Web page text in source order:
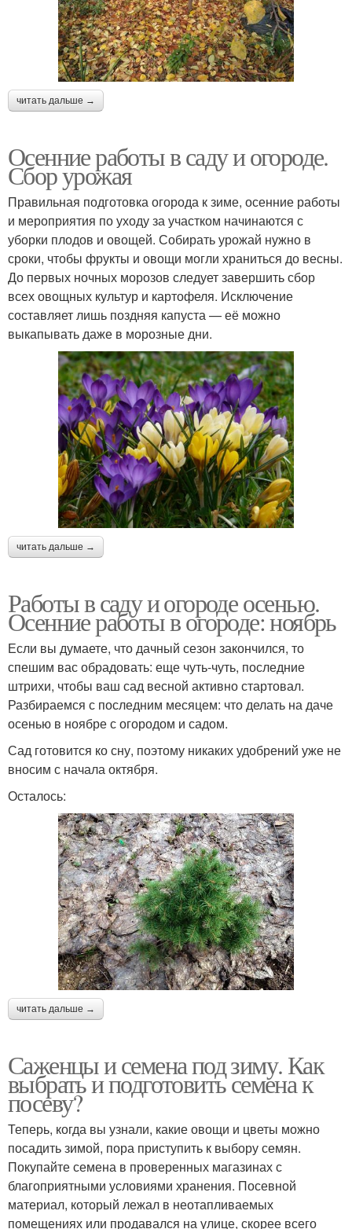
читать дальше →
Осенние работы в саду и огороде.
Сбор урожая
Правильная подготовка огорода к зиме, осенние работы
и мероприятия по уходу за участком начинаются с
уборки плодов и овощей. Собирать урожай нужно в
сроки, чтобы фрукты и овощи могли храниться до весны.
До первых ночных морозов следует завершить сбор
всех овощных культур и картофеля. Исключение
составляет лишь поздняя капуста — её можно
выкапывать даже в морозные дни.
читать дальше →
Работы в саду и огороде осенью.
Осенние работы в огороде: ноябрь
Если вы думаете, что дачный сезон закончился, то
спешим вас обрадовать: еще чуть-чуть, последние
штрихи, чтобы ваш сад весной активно стартовал.
Разбираемся с последним месяцем: что делать на даче
осенью в ноябре с огородом и садом.
Сад готовится ко сну, поэтому никаких удобрений уже не
вносим с начала октября.
Осталось:
читать дальше →
Саженцы и семена под зиму. Как
выбрать и подготовить семена к
посеву?
Теперь, когда вы узнали, какие овощи и цветы можно
посадить зимой, пора приступить к выбору семян.
Покупайте семена в проверенных магазинах с
благоприятными условиями хранения. Посевной
материал, который лежал в неотапливаемых
помещениях или продавался на улице, скорее всего